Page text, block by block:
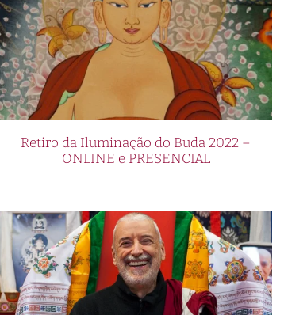
Retiro da Iluminação do Buda 2022 –
ONLINE e PRESENCIAL